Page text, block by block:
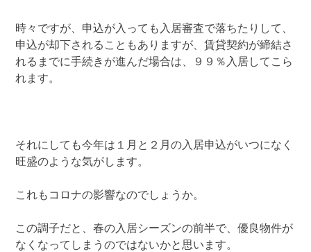
時々ですが、申込が入っても入居審査で落ちたりして、
申込が却下されることもありますが、賃貸契約が締結さ
れるまでに手続きが進んだ場合は、９９％入居してこら
れます。
それにしても今年は１月と２月の入居申込がいつになく
旺盛のような気がします。
これもコロナの影響なのでしょうか。
この調子だと、春の入居シーズンの前半で、優良物件が
なくなってしまうのではないかと思います。